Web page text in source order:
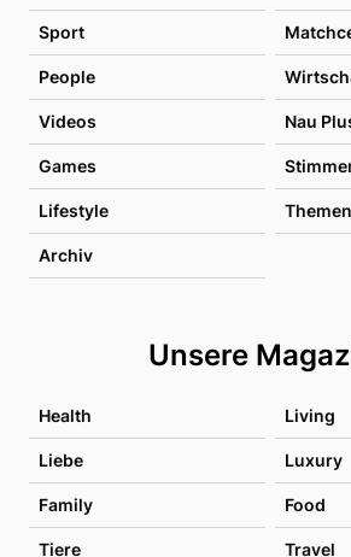
Sport
People
Videos Nau
Games
Lifestyle Themen
Archiv
Unsere
Health Living
Liebe Luxury
Family Food
Tiere Travel